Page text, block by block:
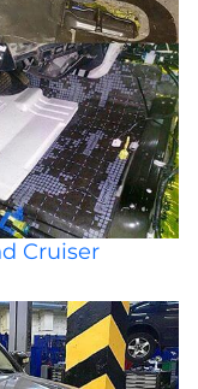
Cruiser